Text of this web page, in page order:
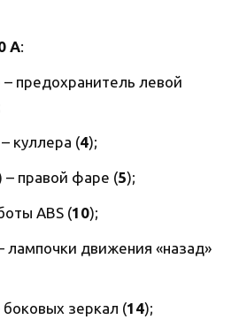
А:
– предохранитель левой
– куллера (4);
– правой фаре (5);
ABS (10);
лампочки движения «назад»
боковых зеркал (14);